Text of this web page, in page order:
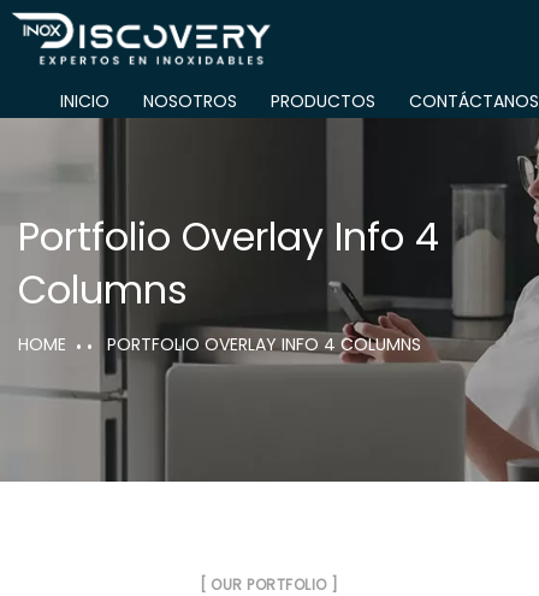
INICIO NOSOTROS PRODUCTOS CONTÁCTANOS
Portfolio Overlay Info 4
Columns
HOME PORTFOLIO OVERLAY INFO 4 COLUMNS
[ OUR PORTFOLIO ]